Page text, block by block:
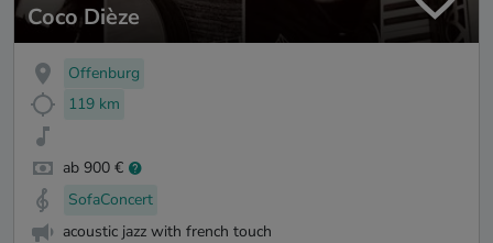
Coco Dièze
Offenburg
119 km
ab 900 €
SofaConcert
acoustic jazz with french touch